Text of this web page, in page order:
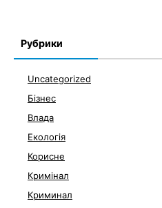
Рубрики
Uncategorized
Бізнес
Влада
Екологія
Корисне
Кримінал
Криминал